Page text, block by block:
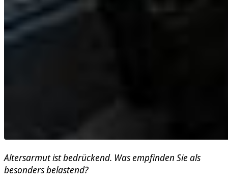
Altersarmut ist bedrückend. Was empfinden Sie als
besonders belastend?